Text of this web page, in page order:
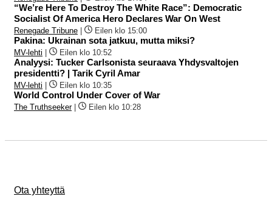
“We’re Here To Destroy The White Race”: Democratic
Socialist Of America Hero Declares War On West
Renegade Tribune Eilen klo 15:00
Pakina: Ukrainan sota jatkuu, mutta miksi?
MV-lehti Eilen klo 10:52
Analyysi: Tucker Carlsonista seuraava Yhdysvaltojen
presidentti? | Tarik Cyril Amar
MV-lehti Eilen klo 10:35
World Control Under Cover of War
The Truthseeker| Eilen klo 10:28
Ota yhteyttä